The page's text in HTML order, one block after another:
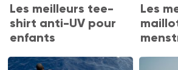
Les meilleurs tee-
shirt anti-UV pour
enfants
Les